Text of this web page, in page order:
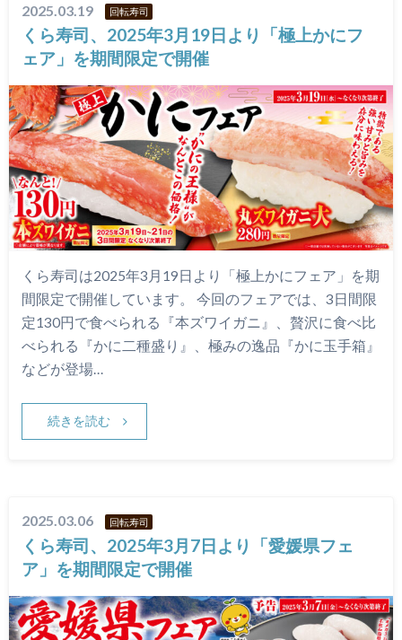
2025.03.19 回転寿司
くら寿司、2025年3月19日より「極上かにフ
ェア」を期間限定で開催
くら寿司は2025年3月19日より「極上かにフェア」を期
間限定で開催しています。 今回のフェアでは、3日間限
定130円で食べられる『本ズワイガニ』、贅沢に食べ比
べられる『かに二種盛り』、極みの逸品『かに玉手箱』
などが登場…
続きを読む
2025.03.06 回転寿司
くら寿司、2025年3月7日より「愛媛県フェ
ア」を期間限定で開催